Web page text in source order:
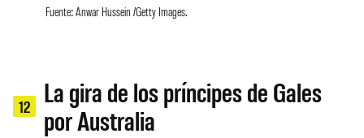
Fuente: Anwar Hussein /Getty Images.
12
La gira de los príncipes de Gales
por Australia